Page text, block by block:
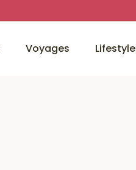
Voyages Lifestyle